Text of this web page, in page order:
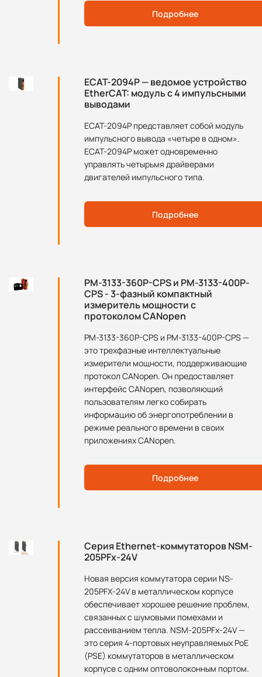
Подробнее
ECAT-2094P — ведомое устройство
EtherCAT: модуль с 4 импульсными
выводами
ECAT-2094P представляет собой модуль
импульсного вывода «четыре в одном».
ECAT-2094P может одновременно
управлять четырьмя драйверами
двигателей импульсного типа.
Подробнее
PM-3133-360P-CPS и PM-3133-400P-
CPS - 3-фазный компактный
измеритель мощности с
протоколом CANopen
PM-3133-360P-CPS и PM-3133-400P-CPS —
это трехфазные интеллектуальные
измерители мощности, поддерживающие
протокол CANopen. Он предоставляет
интерфейс CANopen, позволяющий
пользователям легко собирать
информацию об энергопотреблении в
режиме реального времени в своих
приложениях CANopen.
Подробнее
Серия Ethernet-коммутаторов NSM-
205PFx-24V
Новая версия коммутатора серии NS-
205PFX-24V в металлическом корпусе
обеспечивает хорошее решение проблем,
связанных с шумовыми помехами и
рассеиванием тепла. NSM-205PFx-24V —
это серия 4-портовых неуправляемых PoE
(PSE) коммутаторов в металлическом
корпусе с одним оптоволоконным портом.